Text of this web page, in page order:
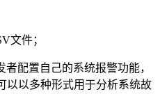
文件；
者配置自己的系统报警功能，
以以多种形式用于分析系统故